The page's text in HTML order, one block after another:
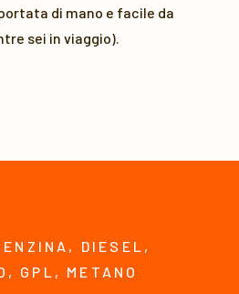
di mano e facile da
sei in viaggio).
DIESEL,
GPL, METANO